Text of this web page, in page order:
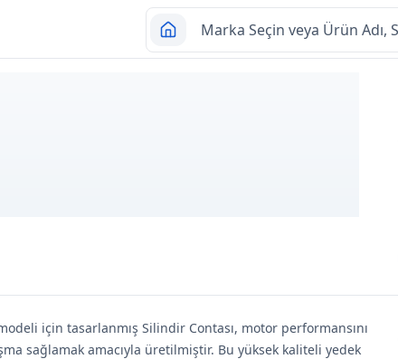
için tasarlanmış Silindir Contası, motor performansını
sağlamak amacıyla üretilmiştir. Bu yüksek kaliteli yedek